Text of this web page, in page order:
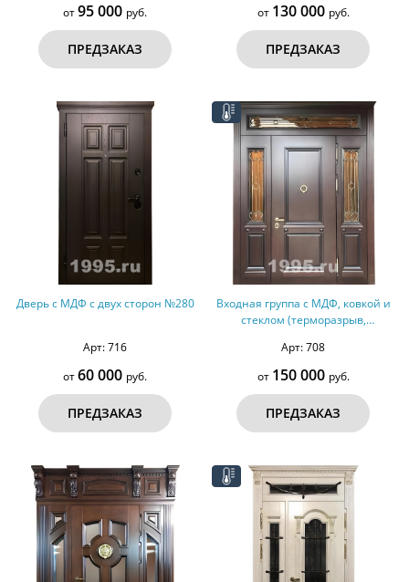
от95 000 руб.
ПРЕДЗАКАЗ
от 130 000 руб.
ПРЕДЗАКАЗ
Дверь с МДФ с двух сторон №280
Арт: 716
от60 000 руб.
ПРЕДЗАКАЗ
Входная группа с МДФ, ковкой и
стеклом (терморазрыв,
Арт: 708
от 150 000 руб.
ПРЕДЗАКАЗ